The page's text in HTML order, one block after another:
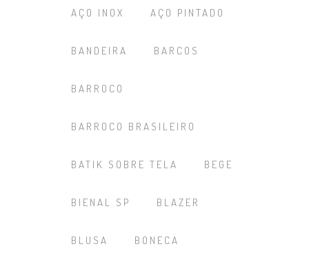
AÇO INOX AÇO PINTADO
BANDEIRA BARCOS
BARROCO
BARROCO BRASILEIRO
BATIK SOBRE TELA BEGE
BIENAL SP BLAZER
BLUSA BONECA